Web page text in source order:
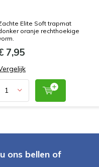
Elite Soft trapmat
oranje rechthoekige
7,95
ons bellen of